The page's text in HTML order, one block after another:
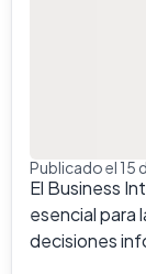
Publicado el 15
El Business
esencial para
decisiones